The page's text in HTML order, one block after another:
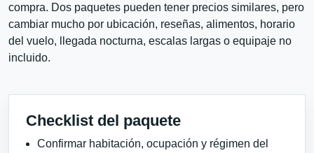
compra. Dos paquetes pueden tener precios similares, pero
cambiar mucho por ubicación, reseñas, alimentos, horario
del vuelo, llegada nocturna, escalas largas o equipaje no
incluido.
Checklist del paquete
Confirmar habitación, ocupación y régimen del